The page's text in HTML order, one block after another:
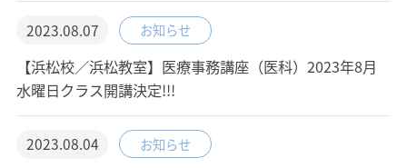
2023.08.07 お知らせ
【浜松校／浜松教室】医療事務講座（医科）2023年8月
水曜日クラス開講決定!!!
2023.08.04 お知らせ